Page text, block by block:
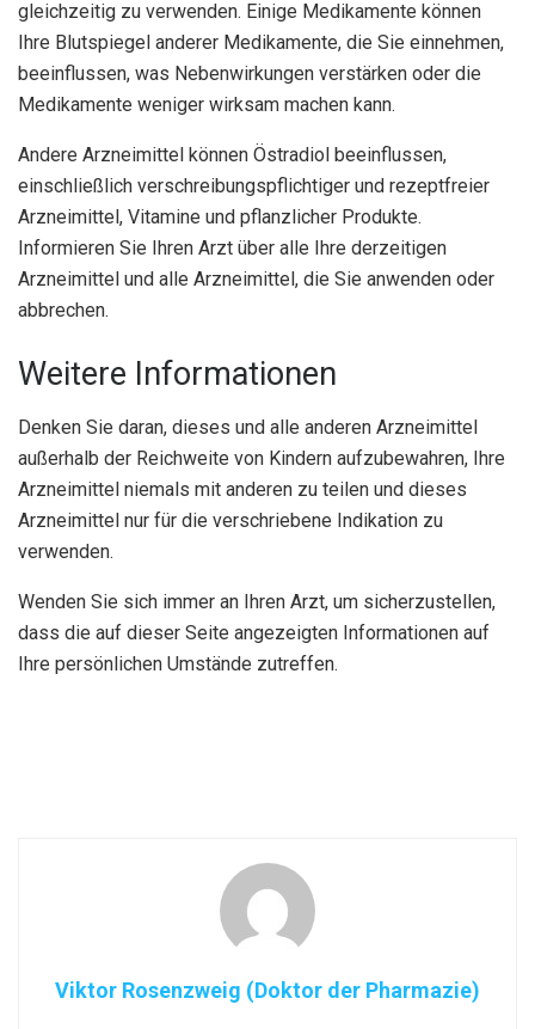
gleichzeitig zu verwenden. Einige Medikamente können
Ihre Blutspiegel anderer Medikamente, die Sie einnehmen,
beeinflussen, was Nebenwirkungen verstärken oder die
Medikamente weniger wirksam machen kann.
Andere Arzneimittel können Östradiol beeinflussen,
einschließlich verschreibungspflichtiger und rezeptfreier
Arzneimittel, Vitamine und pflanzlicher Produkte.
Informieren Sie Ihren Arzt über alle Ihre derzeitigen
Arzneimittel und alle Arzneimittel, die Sie anwenden oder
abbrechen.
Weitere Informationen
Denken Sie daran, dieses und alle anderen Arzneimittel
außerhalb der Reichweite von Kindern aufzubewahren, Ihre
Arzneimittel niemals mit anderen zu teilen und dieses
Arzneimittel nur für die verschriebene Indikation zu
verwenden.
Wenden Sie sich immer an Ihren Arzt, um sicherzustellen,
dass die auf dieser Seite angezeigten Informationen auf
Ihre persönlichen Umstände zutreffen.
Viktor Rosenzweig (Doktor der Pharmazie)